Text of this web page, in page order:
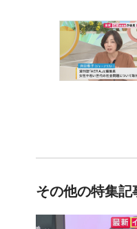
その他の特集記